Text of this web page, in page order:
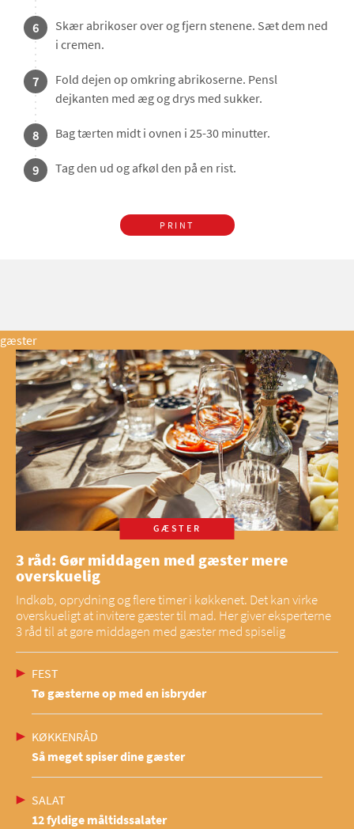
6
Skær abrikoser over og fjern stenene. Sæt dem ned
i cremen.
7
Fold dejen op omkring abrikoserne. Pensl
dejkanten med æg og drys med sukker.
8 Bag tærten midt i ovnen i 25-30 minutter.
9 Tag den ud og afkøl den på en rist.
PRINT
gæster
GÆSTER
3 råd: Gør middagen med gæster mere
overskuelig
Indkøb, oprydning og flere timer i køkkenet. Det kan virke
overskueligt at invitere gæster til mad. Her giver eksperterne
3 råd til at gøre middagen med gæster med spiselig
FEST
Tø gæsterne op med en isbryder
KØKKENRÅD
Så meget spiser dine gæster
SALAT
12 fyldige måltidssalater